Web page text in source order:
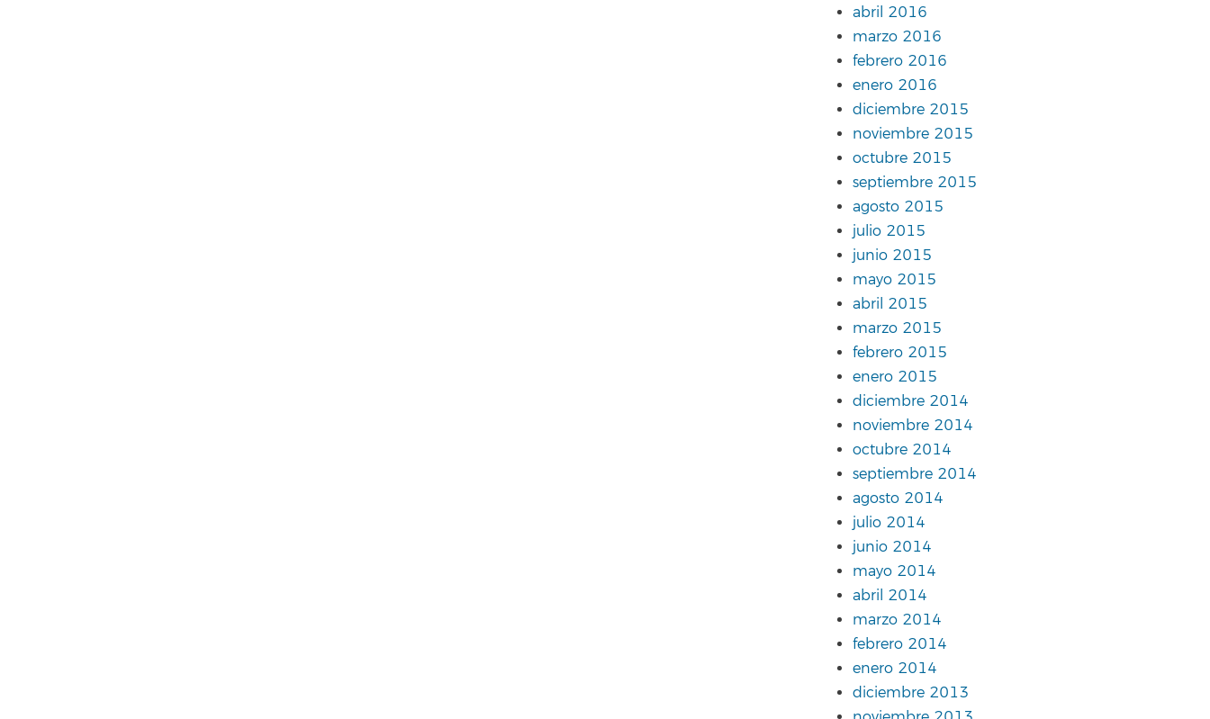
abril 2016
marzo 2016
febrero 2016
enero 2016
diciembre 2015
noviembre 2015
octubre 2015
septiembre 2015
agosto 2015
julio 2015
junio 2015
mayo 2015
abril 2015
marzo 2015
febrero 2015
enero 2015
diciembre 2014
noviembre 2014
octubre 2014
septiembre 2014
agosto 2014
julio 2014
junio 2014
mayo 2014
abril 2014
marzo 2014
febrero 2014
enero 2014
diciembre 2013